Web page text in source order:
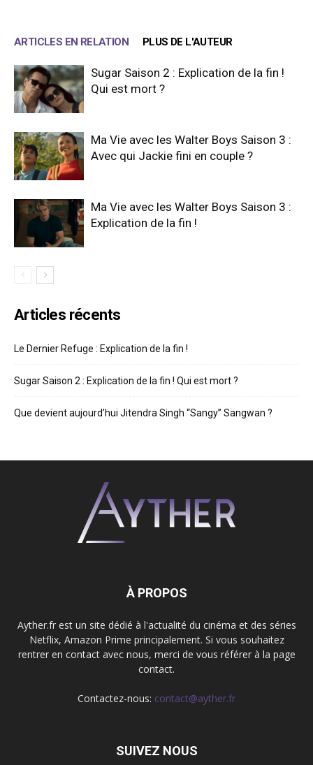
ARTICLES EN RELATION PLUS DE L'AUTEUR
Sugar Saison 2 : Explication de la fin !
Qui est mort ?
Ma Vie avec les Walter Boys Saison 3 :
Avec qui Jackie fini en couple ?
Ma Vie avec les Walter Boys Saison 3 :
Explication de la fin !
Articles récents
Le Dernier Refuge : Explication de la fin !
Sugar Saison 2 : Explication de la fin ! Qui est mort ?
Que devient aujourd’hui Jitendra Singh “Sangy” Sangwan ?
À PROPOS
Ayther.fr est un site dédié à l'actualité du cinéma et des séries
Netflix, Amazon Prime principalement. Si vous souhaitez
rentrer en contact avec nous, merci de vous référer à la page
contact.
Contactez-nous: contact@ayther.fr
SUIVEZ NOUS